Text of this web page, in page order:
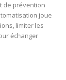
de prévention
joue
limiter les
échanger